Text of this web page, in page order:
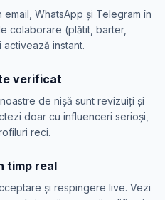
WhatsApp și Telegram în
colaborare (plătit, barter,
instant.
verificat
de nișă sunt revizuiți și
doar cu influenceri serioși,
reci.
timp real
și respingere live. Vezi